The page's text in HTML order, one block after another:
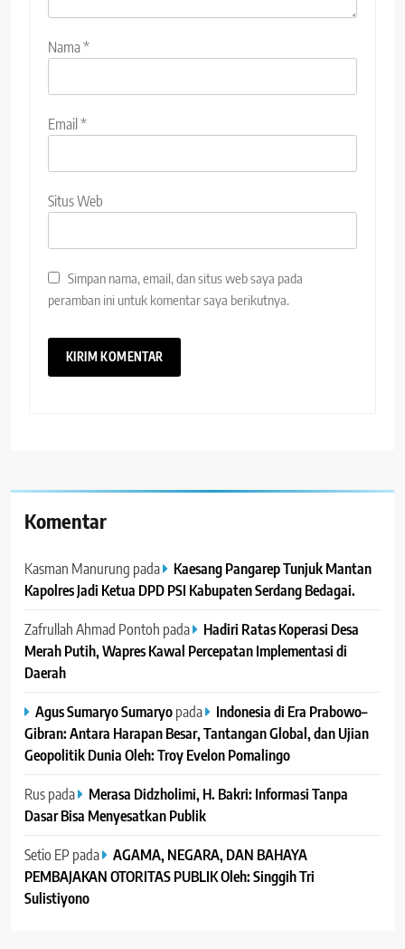
Nama*
Email *
Situs Web
Simpan nama, email, dan situs web saya pada
peramban ini untuk komentar saya berikutnya.
Komentar
Kasman Manurung pada
Kaesang Pangarep Tunjuk Mantan
Kapolres Jadi Ketua DPD PSI Kabupaten Serdang Bedagai. ‎ ‎
Zafrullah Ahmad Pontoh pada
Hadiri Ratas Koperasi Desa
Merah Putih, Wapres Kawal Percepatan Implementasi di
Daerah
Agus Sumaryo Sumaryopada
Indonesia di Era Prabowo–
Gibran: Antara Harapan Besar, Tantangan Global, dan Ujian
Geopolitik Dunia Oleh: Troy Evelon Pomalingo
Ruspada
Merasa Didzholimi, H. Bakri: Informasi Tanpa
Dasar Bisa Menyesatkan Publik
Setio EP pada
AGAMA, NEGARA, DAN BAHAYA
PEMBAJAKAN OTORITAS PUBLIK Oleh: Singgih Tri
Sulistiyono